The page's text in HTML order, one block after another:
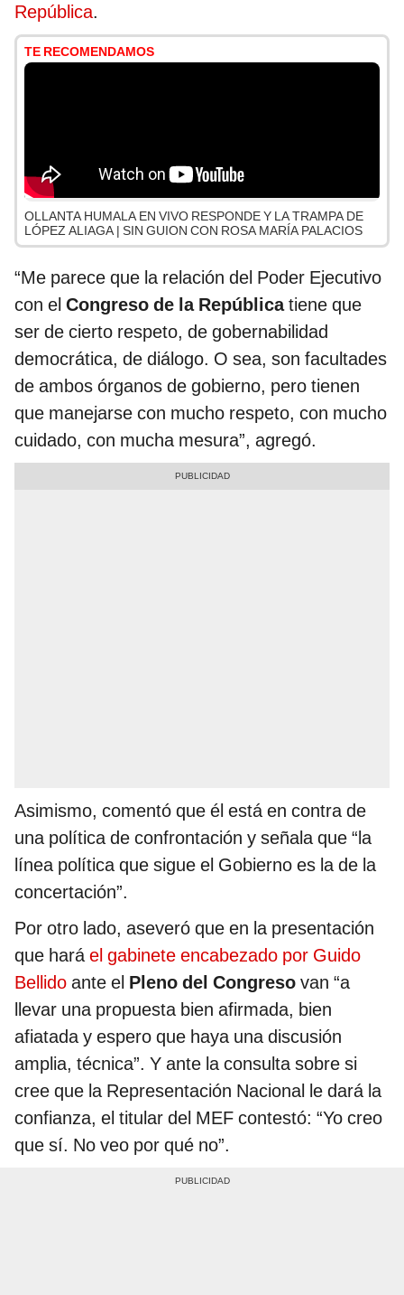
República.
TE RECOMENDAMOS
OLLANTA HUMALA EN VIVO RESPONDE Y LA TRAMPA DE
LÓPEZ ALIAGA | SIN GUION CON ROSA MARÍA PALACIOS
“Me parece que la relación del Poder Ejecutivo
con el Congreso de la Repúblicatiene que
ser de cierto respeto, de gobernabilidad
democrática, de diálogo. O sea, son facultades
de ambos órganos de gobierno, pero tienen
que manejarse con mucho respeto, con mucho
cuidado, con mucha mesura”, agregó.
Asimismo, comentó que él está en contra de
una política de confrontación y señala que “la
línea política que sigue el Gobierno es la de la
concertación”.
Por otro lado, aseveró que en la presentación
que haráel gabinete encabezado por Guido
Bellido ante el Pleno del Congreso van “a
llevar una propuesta bien afirmada, bien
afiatada y espero que haya una discusión
amplia, técnica”. Y ante la consulta sobre si
cree que la Representación Nacional le dará la
confianza, el titular del MEF contestó: “Yo creo
que sí. No veo por qué no”.